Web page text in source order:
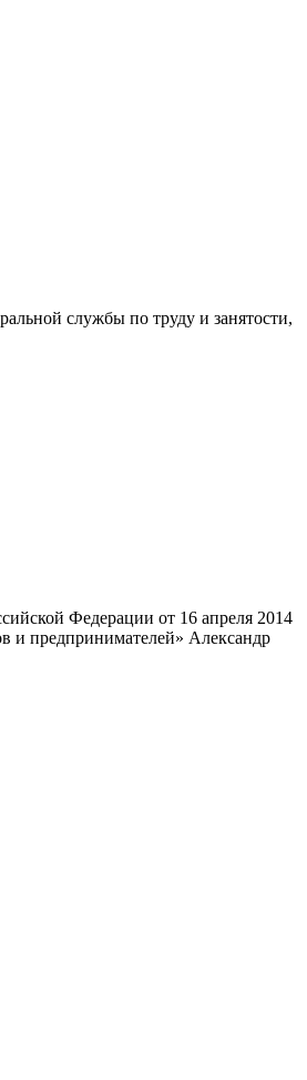
службы по труду и занятости,
Федерации от 16 апреля 2014
и предпринимателей» Александр